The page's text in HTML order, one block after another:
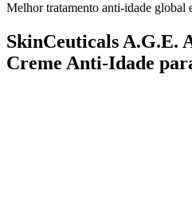
Melhor tratamento anti-idade global
SkinCeuticals A.G.E.
Creme Anti-Idade